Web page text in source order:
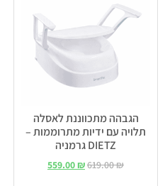
הגבהה מתכווננת לאסלה
תלויה עם ידיות מתרוממות –
DIETZ גרמניה
619.00₪
559.00₪